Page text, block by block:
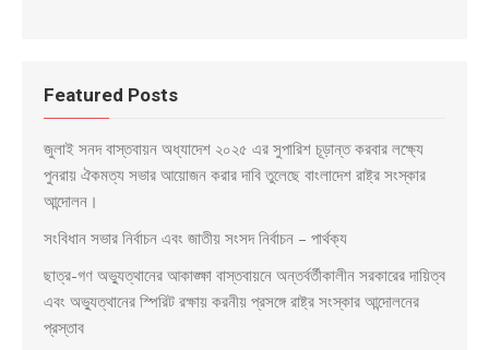
Featured Posts
জুলাই সনদ বাস্তবায়ন অধ্যাদেশ ২০২৫ এর সুপারিশ চূড়ান্ত করবার লক্ষ্যে
পুনরায় ঐকমত্য সভার আয়োজন করার দাবি তুলেছে বাংলাদেশ রাষ্ট্র সংস্কার
আন্দোলন।
সংবিধান সভার নির্বাচন এবং জাতীয় সংসদ নির্বাচন – পার্থক্য
ছাত্র-গণ অভ্যুত্থানের আকাঙ্ক্ষা বাস্তবায়নে অন্তর্বর্তীকালীন সরকারের দায়িত্ব
এবং অভ্যুত্থানের স্পিরিট রক্ষায় করনীয় প্রসঙ্গে রাষ্ট্র সংস্কার আন্দোলনের
প্রস্তাব